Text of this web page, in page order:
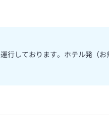
しております。ホテル発（